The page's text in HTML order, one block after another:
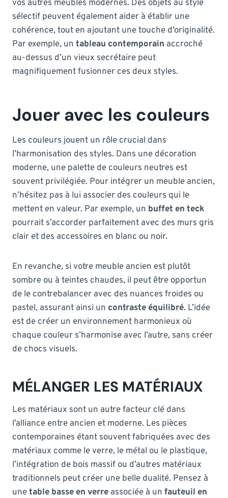
vos autres meubles modernes. Des objets au style
sélectif peuvent également aider à établir une
cohérence, tout en ajoutant une touche d’originalité.
Par exemple, un tableau contemporain accroché
au-dessus d’un vieux secrétaire peut
magnifiquement fusionner ces deux styles.
Jouer avec les couleurs
Les couleurs jouent un rôle crucial dans
l’harmonisation des styles. Dans une décoration
moderne, une palette de couleurs neutres est
souvent privilégiée. Pour intégrer un meuble ancien,
n’hésitez pas à lui associer des couleurs qui le
mettent en valeur. Par exemple, un buffet en teck
pourrait s’accorder parfaitement avec des murs gris
clair et des accessoires en blanc ou noir.
En revanche, si votre meuble ancien est plutôt
sombre ou à teintes chaudes, il peut être opportun
de le contrebalancer avec des nuances froides ou
pastel, assurant ainsi un contraste équilibré. L’idée
est de créer un environnement harmonieux où
chaque couleur s’harmonise avec l’autre, sans créer
de chocs visuels.
MÉLANGER LES MATÉRIAUX
Les matériaux sont un autre facteur clé dans
l’alliance entre ancien et moderne. Les pièces
contemporaines étant souvent fabriquées avec des
matériaux comme le verre, le métal ou le plastique,
l’intégration de bois massif ou d’autres matériaux
traditionnels peut créer une belle dualité. Pensez à
unetable basse en verre associée à un fauteuil en